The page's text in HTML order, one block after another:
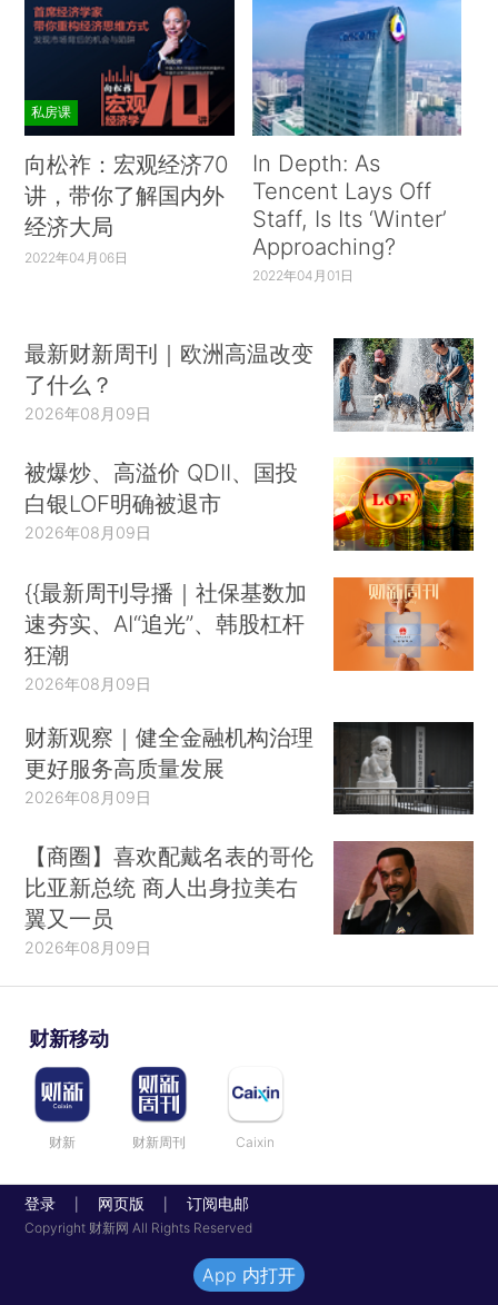
私房课
向松祚：宏观经济70
讲，带你了解国内外
经济大局
2022年04月06日
In Depth: As
Tencent Lays Off
Staff, Is Its ‘Winter’
Approaching?
2022年04月01日
最新财新周刊｜欧洲高温改变
了什么？
2026年08月09日
被爆炒、高溢价 QDII、国投
白银LOF明确被退市
2026年08月09日
{{最新周刊导播｜社保基数加
速夯实、AI“追光”、韩股杠杆
狂潮
2026年08月09日
财新观察｜健全金融机构治理
更好服务高质量发展
2026年08月09日
【商圈】喜欢配戴名表的哥伦
比亚新总统 商人出身拉美右
翼又一员
2026年08月09日
财新移动
财新 财新周刊 Caixin
登录 网页版 订阅电邮
Copyright 财新网 All Rights Reserved
App 内打开